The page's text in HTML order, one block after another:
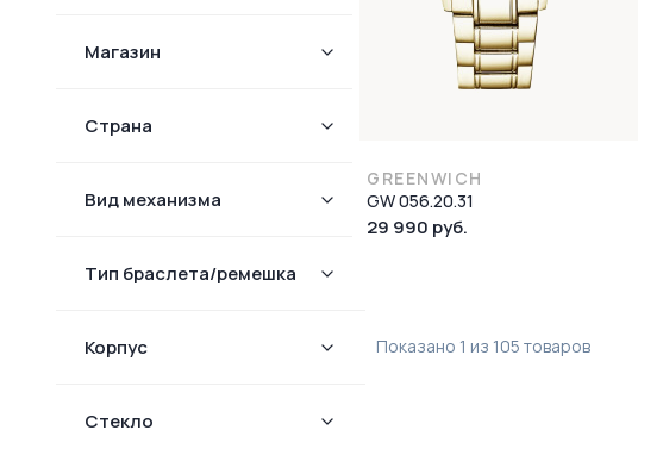
Магазин
Страна
Вид механизма
Тип браслета/ремешка
Корпус
Стекло
GREENWICH
GW 056.20.31
29 990 руб.
Показано 1 из 105 товаров